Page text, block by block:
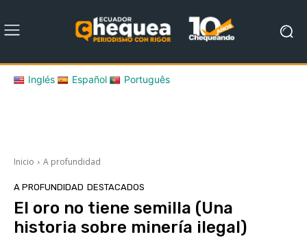
Inglés Español Português
Inicio A profundidad
A PROFUNDIDAD DESTACADOS
El oro no tiene semilla (Una
historia sobre minería ilegal)